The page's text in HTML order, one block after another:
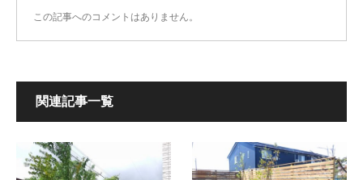
この記事へのコメントはありません。
関連記事一覧